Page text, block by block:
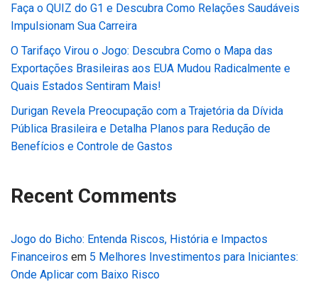
Faça o QUIZ do G1 e Descubra Como Relações Saudáveis
Impulsionam Sua Carreira
O Tarifaço Virou o Jogo: Descubra Como o Mapa das
Exportações Brasileiras aos EUA Mudou Radicalmente e
Quais Estados Sentiram Mais!
Durigan Revela Preocupação com a Trajetória da Dívida
Pública Brasileira e Detalha Planos para Redução de
Benefícios e Controle de Gastos
Recent Comments
Jogo do Bicho: Entenda Riscos, História e Impactos
Financeiros em 5 Melhores Investimentos para Iniciantes:
Onde Aplicar com Baixo Risco